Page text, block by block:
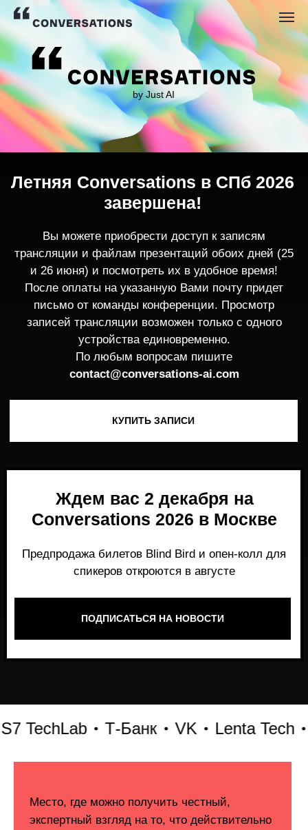
by Just AI
трансляции и файлам презентаций обоих дней (25
После оплаты на указанную Вами почту придет
записей трансляции возможен только с одного
устройства единовременно.
По любым вопросам пишите
contact@conversations-ai.co m
Летняя Conversations в СПб 2026
завершена!
Ждем вас 2 декабря на
Conversations 2026 в Москве
ПОДПИСАТЬСЯ НА НОВОСТИ
Т-Банк VK Lenta Tech
Место, где можно получить честный,
работает и формирует рынок генеративного